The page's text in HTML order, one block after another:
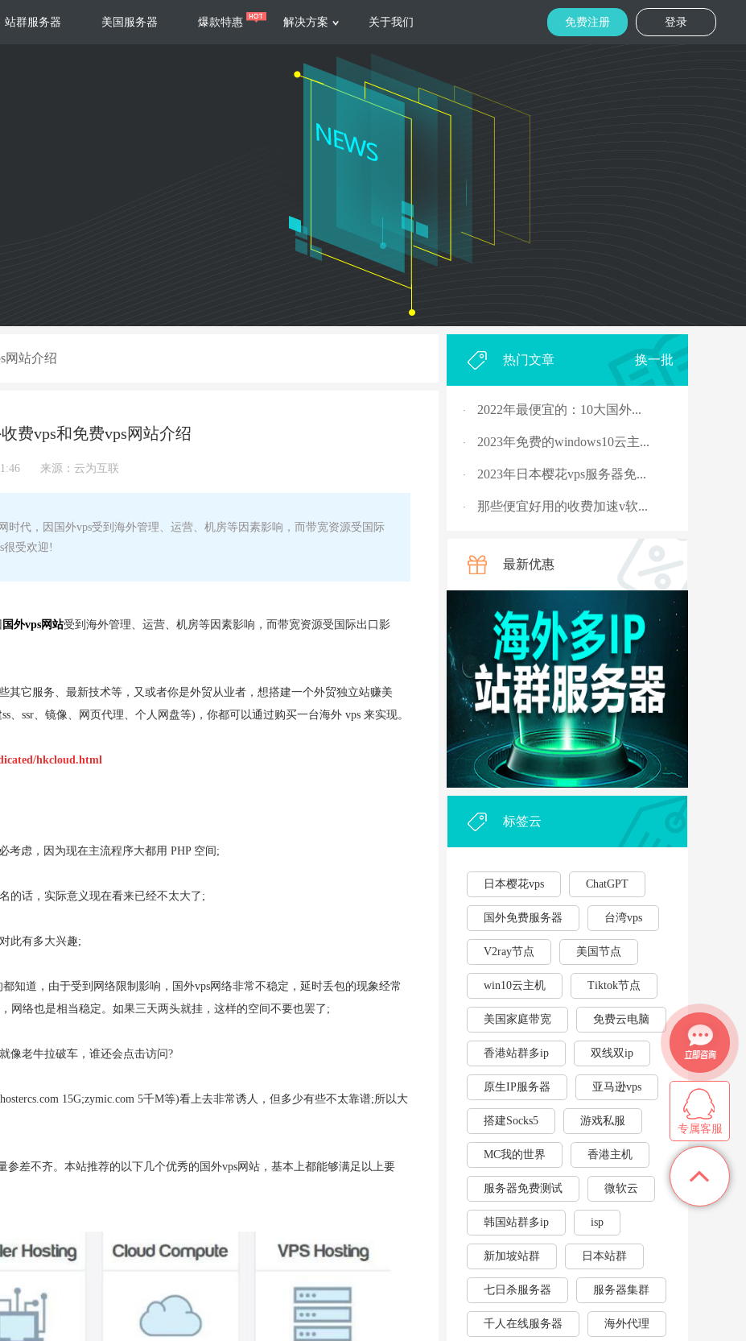
服务器托管
电信机柜租用 香港机柜租用
站群服务器 美国服务器 爆款特惠 解决方案
集源视频存储、高效自动转码切片技术
以及 内容分发等功能，加速视频播放
大数据营销
低成本有效采集、分析、应用海量营销
数据，降 低20%的人工成本，做到精准
关于我们
服务支持
登录
免费注册
网站介绍
费vps和免费vps网站介绍
来源： 云为互联
代，因国外vps受到海外管理、运营、机房等因素影响，而带宽资源受国际
很受欢迎!
国外vps网站受到海外管理、运营、机房等因素影响，而带宽资源受国际出口影
其它服务、最新技术等，又或者你是外贸从业者，想搭建一个外贸独立站赚美
ssr、镜像、网页代理、个人网盘等)，你都可以通过购买一台海外 vps 来实现。
hkcloud.html
考虑，因为现在主流程序大都用 PHP 空间;
的话，实际意义现在看来已经不太大了;
此有多大兴趣;
知道，由于受到网络限制影响，国外vps网络非常不稳定，延时丢包的现象经常
网络也是相当稳定。如果三天两头就挂，这样的空间不要也罢了;
像老牛拉破车，谁还会点击访问?
15G;zymic.com 5千M等)看上去非常诱人，但多少有些不太靠谱;所以大
参差不齐。本站推荐的以下几个优秀的国外vps网站，基本上都能够满足以上要
热门文章 换一批
· 2022年最便宜的：10大国外...
· 2023年免费的windows10云主...
· 2023年日本樱花vps服务器免...
· 那些便宜好用的收费加速v软...
2023年，国外十大免费服务...
rpc服务器不可用的4种解决...
国外vps 加速免费安装
· 骨灰玩家教你安全搭建“游...
· V2ray节点配置连接后无法科...
· 外贸企业和个人利用vps，能...
2023年云服务器用作游戏挂...
最新优惠
标签云
日本樱花vps ChatGPT
国外免费服务器 台湾vps
V2ray节点 美国节点
win10云主机 Tiktok节点
美国家庭带宽 免费云电脑
香港站群多ip 双线双ip
原生IP服务器 亚马逊vps
搭建Socks5 游戏私服
MC我的世界 香港主机
服务器免费测试 微软云
韩国站群多ip isp
新加坡站群 日本站群
七日杀服务器 服务器集群
千人在线服务器 海外代理
专属客服